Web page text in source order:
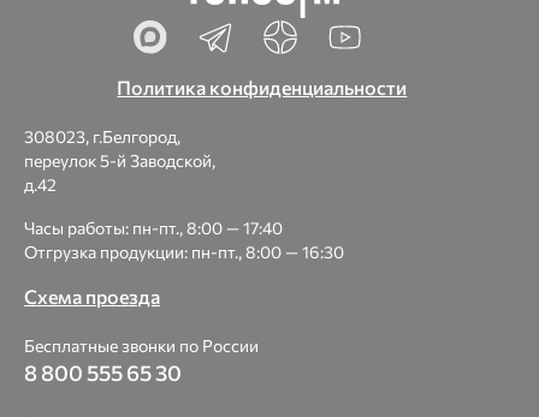
Политика конфиденциальности
308023, г.Белгород,
переулок 5-й Заводской,
д.42
Часы работы: пн-пт., 8:00 — 17:40
Отгрузка продукции: пн-пт., 8:00 — 16:30
Схема проезда
Бесплатные звонки по России
8 800 555 65 30